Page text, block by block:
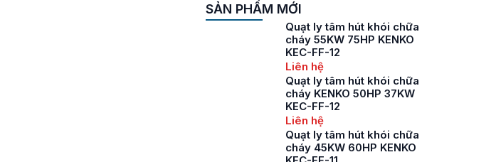
SẢN PHẨM MỚI
Quạt ly tâm hút khói chữa
cháy 55KW 75HP KENKO
KEC-FF-12
Liên hệ
Quạt ly tâm hút khói chữa
cháy KENKO 50HP 37KW
KEC-FF-12
Liên hệ
Quạt ly tâm hút khói chữa
cháy 45KW 60HP KENKO